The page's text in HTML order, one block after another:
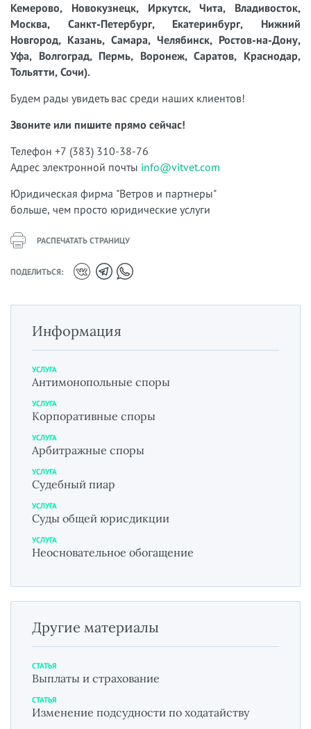
Кемерово, Новокузнецк, Иркутск, Чита, Владивосток,
Москва, Санкт-Петербург, Екатеринбург, Нижний
Новгород, Казань, Самара, Челябинск, Ростов-на-Дону,
Уфа, Волгоград, Пермь, Воронеж, Саратов, Краснодар,
Тольятти, Сочи).
Будем рады увидеть вас среди наших клиентов!
Звоните или пишите прямо сейчас!
Телефон +7 (383) 310-38-76
Адрес электронной почты info@vitvet.com
Юридическая фирма "Ветров и партнеры"
больше, чем просто юридические услуги
РАСПЕЧАТАТЬ СТРАНИЦУ
ПОДЕЛИТЬСЯ:
Информация
УСЛУГА
Антимонопольные споры
УСЛУГА
Корпоративные споры
УСЛУГА
Арбитражные споры
УСЛУГА
Судебный пиар
УСЛУГА
Суды общей юрисдикции
УСЛУГА
Неосновательное обогащение
Другие материалы
СТАТЬЯ
Выплаты и страхование
СТАТЬЯ
Изменение подсудности по ходатайству